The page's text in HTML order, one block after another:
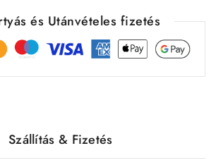
és Utánvételes fizetés
Szállítás & Fizetés